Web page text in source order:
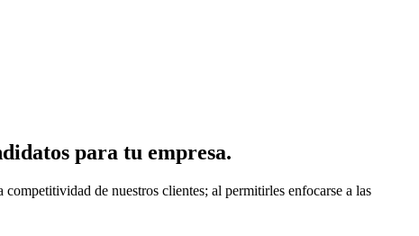
para tu empresa.
de nuestros clientes; al permitirles enfocarse a las